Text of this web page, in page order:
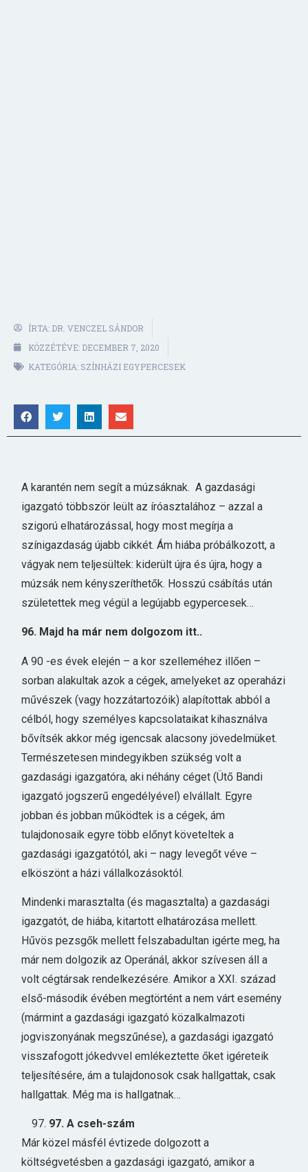
ÍRTA: DR. VENCZEL SÁNDOR
KÖZZÉTÉVE: DECEMBER 7, 2020
KATEGÓRIA: SZÍNHÁZI EGYPERCESEK
A karantén nem segít a múzsáknak. A gazdasági
igazgató többször leült az íróasztalához – azzal a
szigorú elhatározással, hogy most megírja a
színigazdaság újabb cikkét. Ám hiába próbálkozott, a
vágyak nem teljesültek: kiderült újra és újra, hogy a
múzsák nem kényszeríthetők. Hosszú csábítás után
születettek meg végül a legújabb egypercesek…
96. Majd ha már nem dolgozom itt..
A 90 -es évek elején – a kor szelleméhez illően –
sorban alakultak azok a cégek, amelyeket az operaházi
művészek (vagy hozzátartozóik) alapítottak abból a
célból, hogy személyes kapcsolataikat kihasználva
bővítsék akkor még igencsak alacsony jövedelmüket.
Természetesen mindegyikben szükség volt a
gazdasági igazgatóra, aki néhány céget (Ütő Bandi
igazgató jogszerű engedélyével) elvállalt. Egyre
jobban és jobban működtek is a cégek, ám
tulajdonosaik egyre több előnyt követeltek a
gazdasági igazgatótól, aki – nagy levegőt véve –
elköszönt a házi vállalkozásoktól.
Mindenki marasztalta (és magasztalta) a gazdasági
igazgatót, de hiába, kitartott elhatározása mellett.
Hűvös pezsgők mellett felszabadultan igérte meg, ha
már nem dolgozik az Operánál, akkor szívesen áll a
volt cégtársak rendelkezésére. Amikor a XXI. század
első-második évében megtörtént a nem várt esemény
(mármint a gazdasági igazgató közalkalmazoti
jogviszonyának megszűnése), a gazdasági igazgató
visszafogott jókedvvel emlékeztette őket igéreteik
teljesítésére, ám a tulajdonosok csak hallgattak, csak
hallgattak. Még ma is hallgatnak…
97. A cseh-szám
Már közel másfél évtizede dolgozott a
költségvetésben a gazdasági igazgató, amikor a